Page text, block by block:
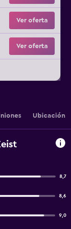
Ver oferta
Ver oferta
Ubicación
8,7
8,6
9,0